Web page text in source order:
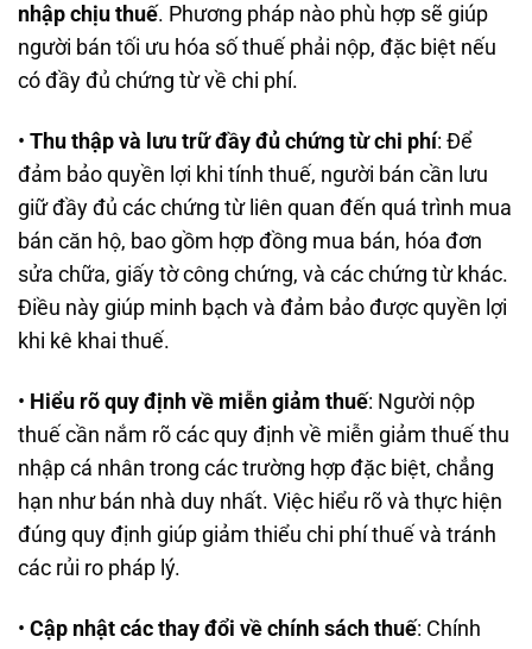
nhập chịu thuế. Phương pháp nào phù hợp sẽ giúp
người bán tối ưu hóa số thuế phải nộp, đặc biệt nếu
có đầy đủ chứng từ về chi phí.
• Thu thập và lưu trữ đầy đủ chứng từ chi phí: Để
đảm bảo quyền lợi khi tính thuế, người bán cần lưu
giữ đầy đủ các chứng từ liên quan đến quá trình mua
bán căn hộ, bao gồm hợp đồng mua bán, hóa đơn
sửa chữa, giấy tờ công chứng, và các chứng từ khác.
Điều này giúp minh bạch và đảm bảo được quyền lợi
khi kê khai thuế.
• Hiểu rõ quy định về miễn giảm thuế: Người nộp
thuế cần nắm rõ các quy định về miễn giảm thuế thu
nhập cá nhân trong các trường hợp đặc biệt, chẳng
hạn như bán nhà duy nhất. Việc hiểu rõ và thực hiện
đúng quy định giúp giảm thiểu chi phí thuế và tránh
các rủi ro pháp lý.
• Cập nhật các thay đổi về chính sách thuế: Chính